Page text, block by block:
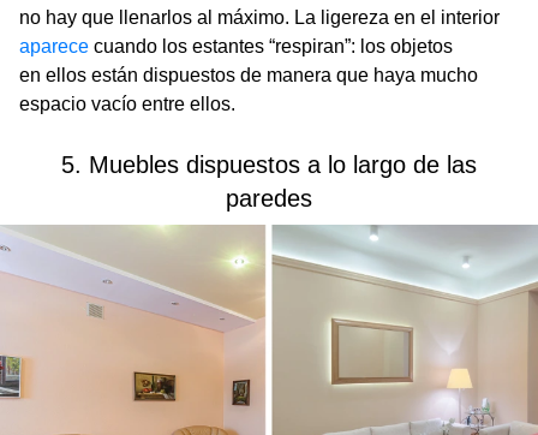
no hay que llenarlos al máximo. La ligereza en el interior
aparece cuando los estantes “respiran”: los objetos
en ellos están dispuestos de manera que haya mucho
espacio vacío entre ellos.
5. Muebles dispuestos a lo largo de las
paredes